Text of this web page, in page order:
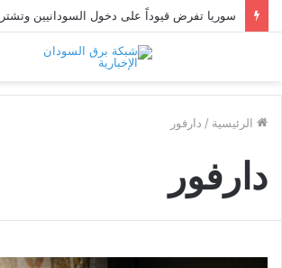
الرئيسية / دارفور
دارفور